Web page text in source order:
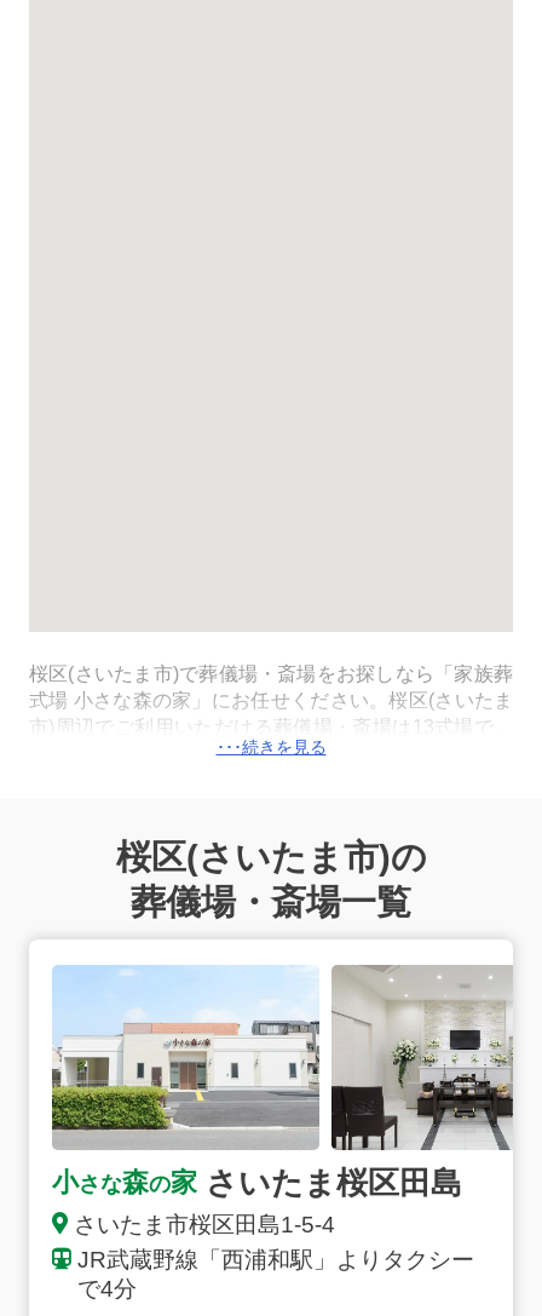
桜区(さいたま市)で葬儀場・斎場をお探しなら「家族葬
式場 小さな森の家」にお任せください。桜区(さいたま
市) 周辺でご利用いただける葬儀場・斎場は13式場で、
そのうち10式場 小さな森の家さいたま桜区田島
東岩槻駅前
「東岩槻駅」南口すぐ)/ 浦和美園 (「浦和美園駅」より徒
さいたま浦和岸町
(JR各線「浦和駅」より徒歩
北越谷(東武伊勢崎線「北越谷駅」より徒歩4分)/
越ヶ谷(東武伊勢崎線「越谷駅」より
徒歩9分)/南越谷(「新越谷駅・南越谷駅」徒歩16分)/越
(東武伊勢崎線「せんげん台駅」より徒歩7
分)は一日一組貸切でご利用いただける家族葬式場で
す。桜区(さいたま市)内のすべての式場で直葬・火葬
式・一日葬・家族葬・一般葬が執り行えます。火葬はさ
いたま市が運営する公営の斎場の浦和斎場もしくは大宮
聖苑を利用します。火葬料金は死亡届に記載をする死亡
者がさいたま市に住民登録があれば、市民料金（浦和斎
場：7,000円 大宮聖苑：7,000円）でご利用いただけま
ま市) 内の式場の専用安置室またはご自宅へご搬送いた
します。24時間365日、深夜早朝でも対応できる体制が
整っておりますので安心してご連絡ください。
桜区(さいたま市)の
葬儀場・斎場一覧
小さな森の家 さいたま桜区田島
さいたま市桜区田島1-5-4
JR武蔵野線「西浦和駅」よりタクシー
で4分